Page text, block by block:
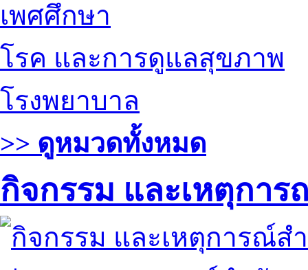
เพศศึกษา
โรค และการดูแลสุขภาพ
โรงพยาบาล
>> ดูหมวดทั้งหมด
กิจกรรม และเหตุกา